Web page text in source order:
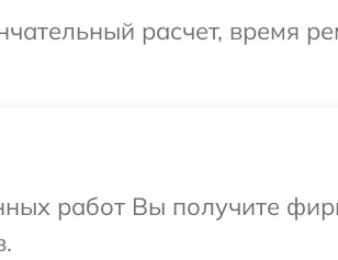
расчет, время
работ Вы получите